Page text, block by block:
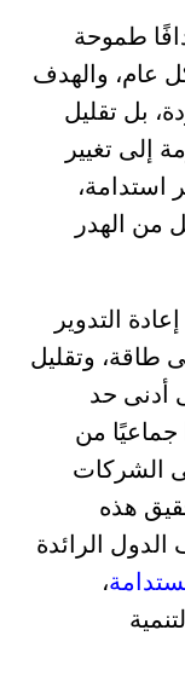
طموحة
عام، والهدف
بل تقليل
إلى تغيير
استدامة،
من الهدر
التدوير
طاقة، وتقليل
أدنى حد
من
الشركات
هذه
الرائدة
،